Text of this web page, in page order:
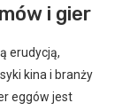
i gier
erudycją,
kina i branży
eggów jest